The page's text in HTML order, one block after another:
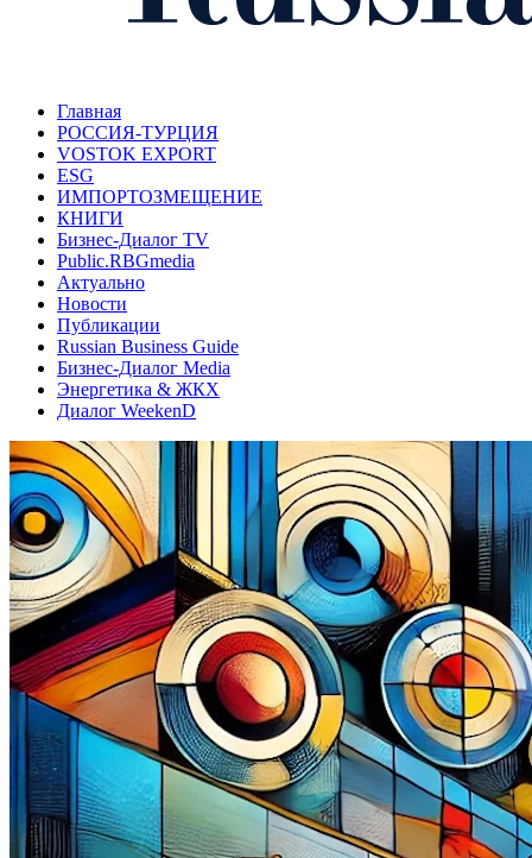
Главная
РОССИЯ-ТУРЦИЯ
VOSTOK EXPORT
ESG
ИМПОРТОЗМЕЩЕНИЕ
КНИГИ
Бизнес-Диалог TV
Public.RBGmedia
Актуально
Новости
Публикации
Russian Business Guide
Бизнес-Диалог Media
Энергетика & ЖКХ
Диалог WeekenD